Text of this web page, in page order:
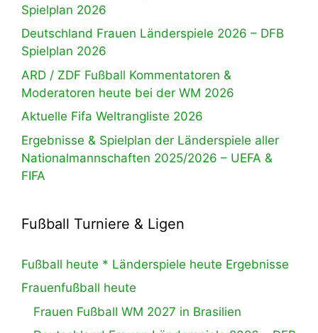
Spielplan 2026
Deutschland Frauen Länderspiele 2026 – DFB
Spielplan 2026
ARD / ZDF Fußball Kommentatoren &
Moderatoren heute bei der WM 2026
Aktuelle Fifa Weltrangliste 2026
Ergebnisse & Spielplan der Länderspiele aller
Nationalmannschaften 2025/2026 – UEFA &
FIFA
Fußball Turniere & Ligen
Fußball heute * Länderspiele heute Ergebnisse
Frauenfußball heute
Frauen Fußball WM 2027 in Brasilien